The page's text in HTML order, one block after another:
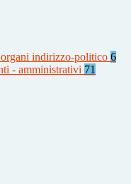
indirizzo-politico 6
- amministrativi 71